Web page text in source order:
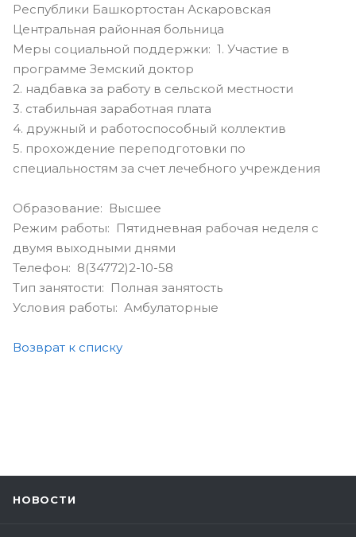
Республики Башкортостан Аскаровская
Центральная районная больница
Меры социальной поддержки: 1. Участие в
программе Земский доктор
2. надбавка за работу в сельской местности
3. стабильная заработная плата
4. дружный и работоспособный коллектив
5. прохождение переподготовки по
специальностям за счет лечебного учреждения
Образование: Высшее
Режим работы: Пятидневная рабочая неделя с
двумя выходными днями
Телефон: 8(34772)2-10-58
Тип занятости: Полная занятость
Условия работы: Амбулаторные
Возврат к списку
НОВОСТИ